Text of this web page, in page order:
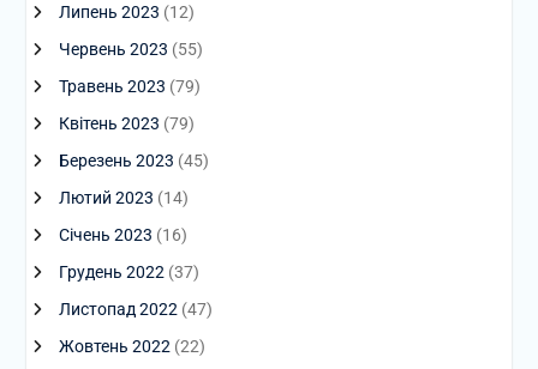
Липень 2023 (12)
Червень 2023 (55)
Травень 2023 (79)
Квітень 2023 (79)
Березень 2023 (45)
Лютий 2023 (14)
Січень 2023 (16)
Грудень 2022 (37)
Листопад 2022 (47)
Жовтень 2022 (22)